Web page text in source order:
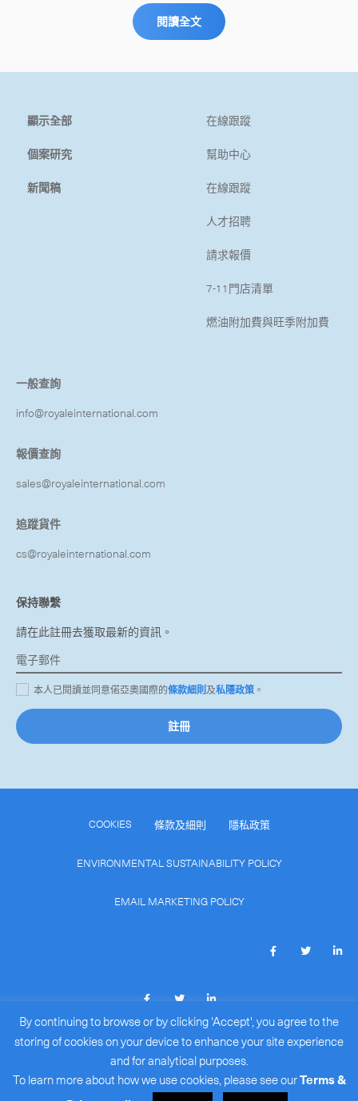
閱讀全文
顯示全部
個案研究
新聞稿
在線跟蹤
幫助中心
在線跟蹤
人才招聘
請求報價
7-11門店清單
燃油附加費與旺季附加費
一般查詢
info@royaleinternational.com
報價查詢
sales@royaleinternational.com
追蹤貨件
cs@royaleinternational.com
保持聯繫
請在此註冊去獲取最新的資訊。
本人已閱讀並同意偌亞奧國際的條款細則及私隱政策 。
註冊
COOKIES 條款及細則 隱私政策
ENVIRONMENTAL SUSTAINABILITY POLICY
EMAIL MARKETING POLICY
COPYRIGHT © 2026ROYALE INTERNATIONAL COURIERS
(BR#: 15386172).
ALL RIGHTS RESERVED.
By continuing to browse or by clicking 'Accept', you agree to the
storing of cookies on your device to enhance your site experience
and for analytical purposes.
To learn more about how we use cookies, please see ourTerms &